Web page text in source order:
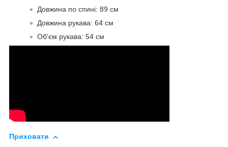
Довжина по спині: 89 см
Довжина рукава: 64 см
Об'єм рукава: 54 см
Приховати